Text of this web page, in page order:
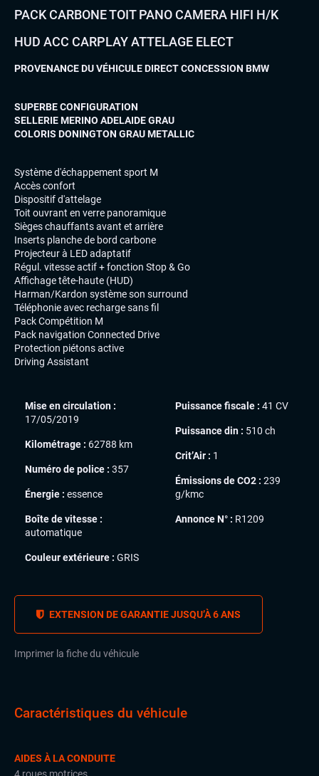
PACK CARBONE TOIT PANO CAMERA HIFI H/K
HUD ACC CARPLAY ATTELAGE ELECT
PROVENANCE DU VÉHICULE DIRECT CONCESSION BMW
SUPERBE CONFIGURATION
SELLERIE MERINO ADELAIDE GRAU
COLORIS DONINGTON GRAU METALLIC
Système d'échappement sport M
Accès confort
Dispositif d'attelage
Toit ouvrant en verre panoramique
Sièges chauffants avant et arrière
Inserts planche de bord carbone
Projecteur à LED adaptatif
Régul. vitesse actif + fonction Stop & Go
Affichage tête-haute (HUD)
Harman/Kardon système son surround
Téléphonie avec recharge sans fil
Pack Compétition M
Pack navigation Connected Drive
Protection piétons active
Driving Assistant
Mise en circulation :
17/05/2019
Kilométrage : 62788 km
Numéro de police : 357
Énergie : essence
Boîte de vitesse :
automatique
Couleur extérieure : GRIS
Puissance fiscale : 41 CV
Puissance din : 510 ch
Crit’Air : 1
Émissions de CO2 : 239
g/kmc
Annonce N° : R1209
EXTENSION DE GARANTIE JUSQU’À 6 ANS
Imprimer la fiche du véhicule
Caractéristiques du véhicule
AIDES À LA CONDUITE